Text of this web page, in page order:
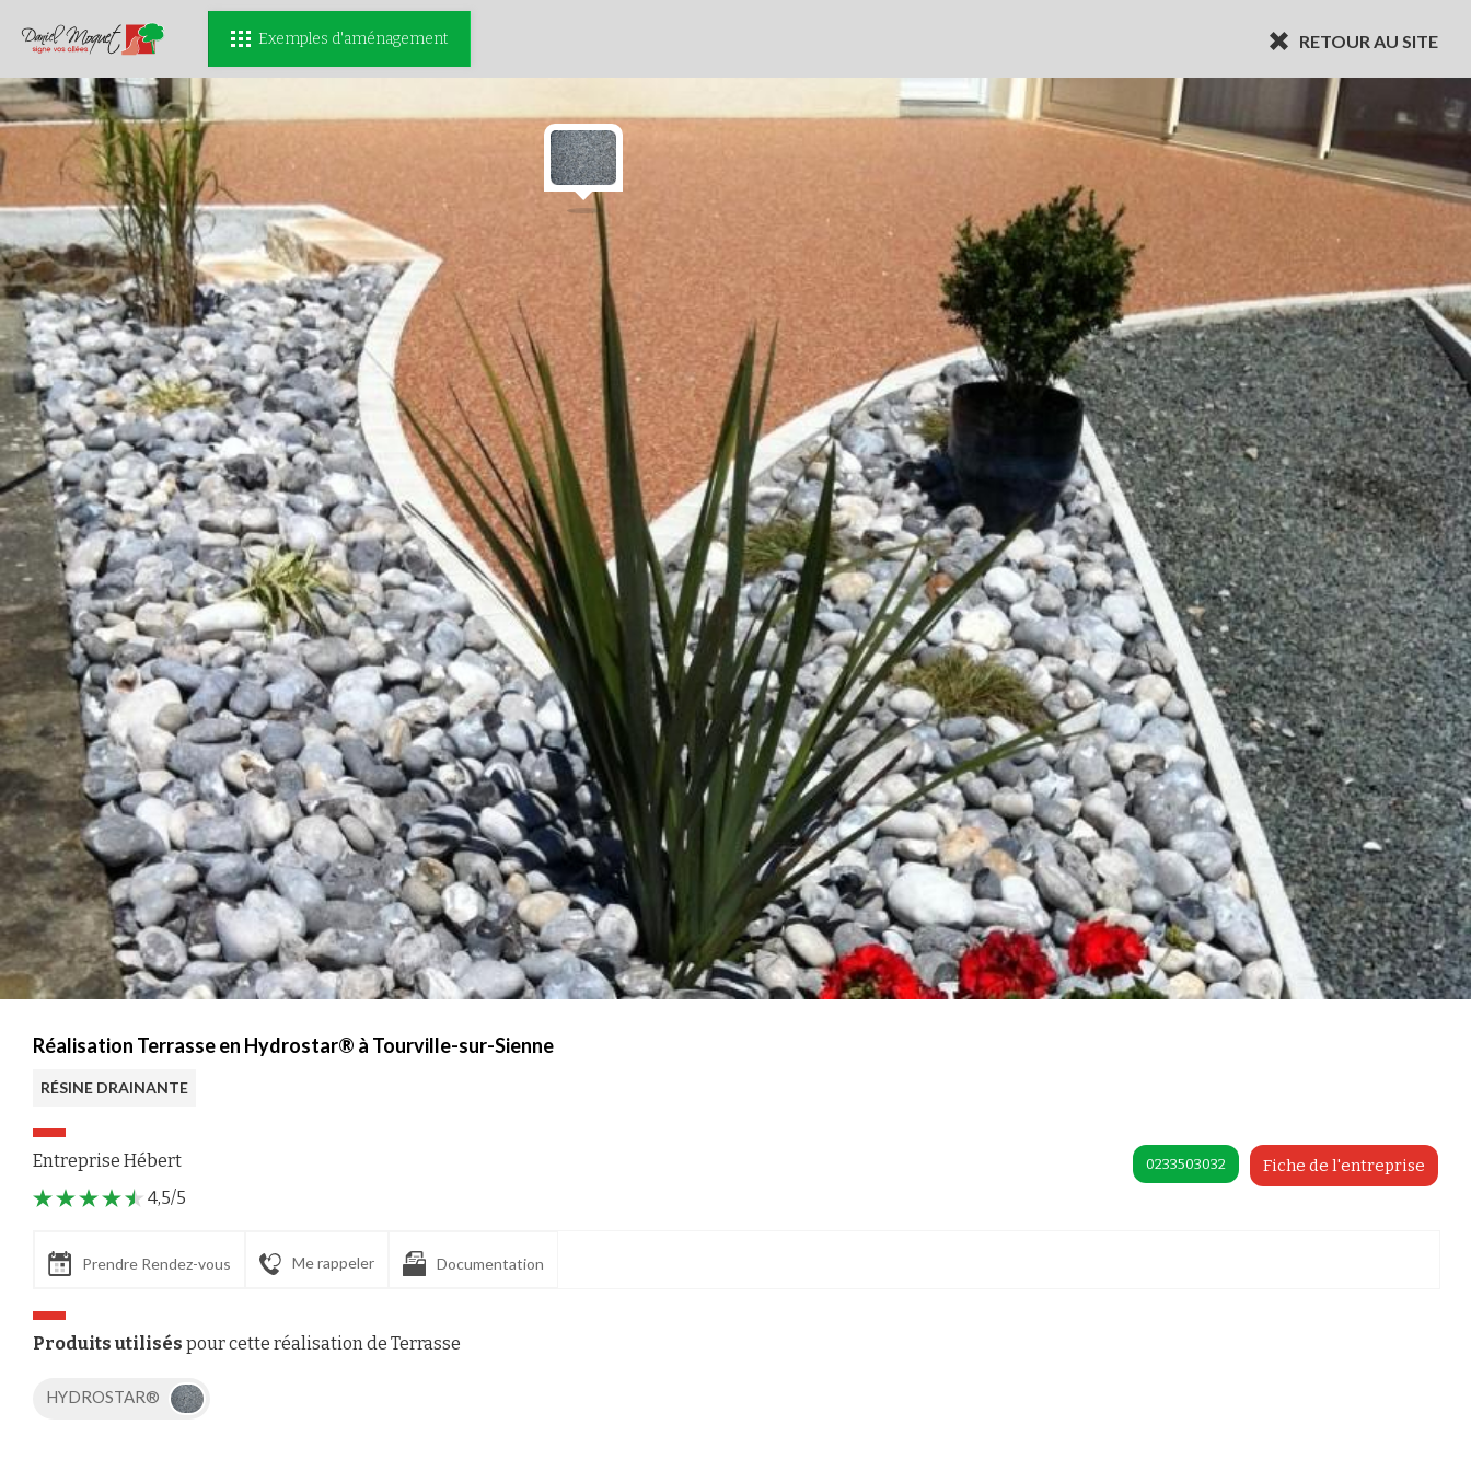
RETOUR AU SITE
Exemples d'aménagement
Réalisation Terrasse en Hydrostar® à Tourville-sur-Sienne
RÉSINE DRAINANTE
Entreprise Hébert Fiche de l'entreprise
0233503032
4,5/5
Prendre Rendez-vous Me rappeler Documentation
Produits utilisés pour cette réalisation de Terrasse
HYDROSTAR®